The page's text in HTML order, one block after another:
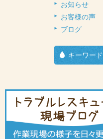
お知らせ
お客様の声
ブログ
キーワード